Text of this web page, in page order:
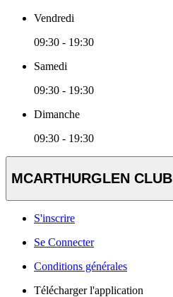
Vendredi
09:30 - 19:30
Samedi
09:30 - 19:30
Dimanche
09:30 - 19:30
MCARTHURGLEN CLUB
S'inscrire
Se Connecter
Conditions générales
Télécharger l'application